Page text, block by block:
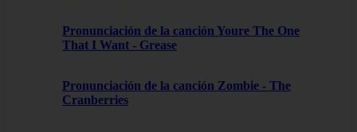
Pronunciación de la canción Youre The One
That I Want - Grease
Pronunciación de la canción Zombie - The
Cranberries